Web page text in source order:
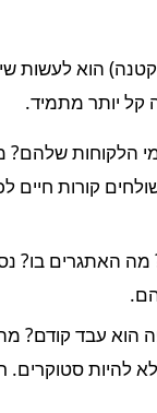
הוא לעשות
קל יותר מתמיד.
הלקוחות שלהם?
קורות חיים
האתגרים בו?
הוא עבד קודם?
להיות